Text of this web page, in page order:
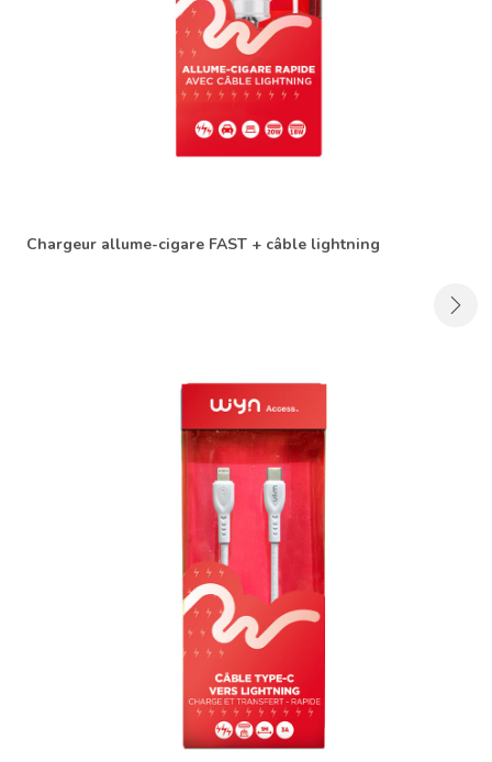
Chargeur allume-cigare FAST + câble lightning